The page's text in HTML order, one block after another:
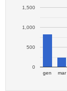
gen mar
0
500
1,000
1,500